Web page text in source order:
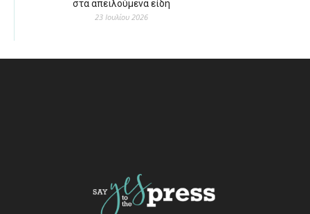
στα απειλούμενα είδη
23 Ιουλίου 2026